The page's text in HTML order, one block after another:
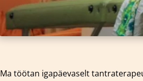
Ma töötan igapäevaselt